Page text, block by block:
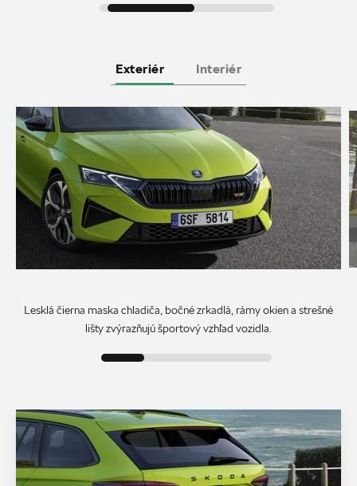
Exteriér Interiér
Lesklá čierna maska chladiča, bočné zrkadlá, rámy okien a strešné
lišty zvýrazňujú športový vzhľad vozidla.